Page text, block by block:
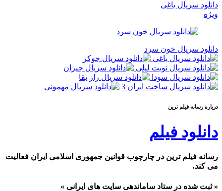
دانلود سریال یاغی
ویژه
دانلود سریال خون سرد
درباره رسانه فيلم ترين
دانلود فیلم
رسانه فیلم ترین در چارچوب قوانین جمهوری اسلامی ایران فعالیت
می کند.
« ثبت شده در ستاد ساماندهی سایت های ایرانی »